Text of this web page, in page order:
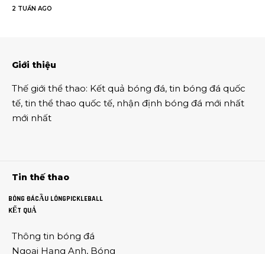
2 TUẦN AGO
Giới thiệu
Thế giới thể thao: Kết quả bóng đá, tin bóng đá quốc
tế, tin thể thao quốc tế, nhận định bóng đá mới nhất
mới nhất
Tin thế thao
BÓNG ĐÁCẦU LÔNGPICKLEBALL
KẾT QUẢ
Thông tin bóng đá
Ngoại Hạng Anh, Bóng